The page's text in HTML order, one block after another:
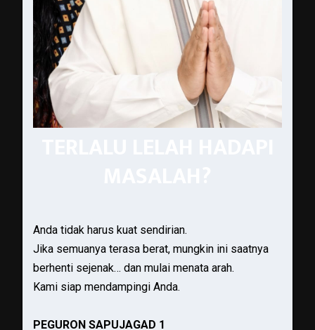
Anda tidak harus kuat sendirian.
Jika semuanya terasa berat, mungkin ini saatnya
berhenti sejenak… dan mulai menata arah.
Kami siap mendampingi Anda.
PEGURON SAPUJAGAD 1